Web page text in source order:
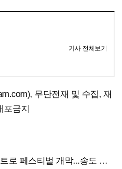
기사 전체보기
무단전재 및 수집, 재
포금지
개막...송도 밤바다 달군 레트로 열기